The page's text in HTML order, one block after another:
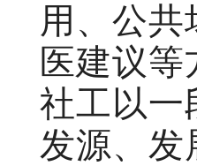
用、公
医建议
社工以一
发源、发